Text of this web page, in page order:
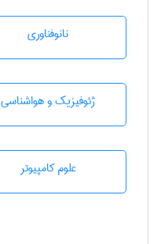
نانوفناوری
ژئوفيزيك و هواشناسی
علوم کامپیوتر